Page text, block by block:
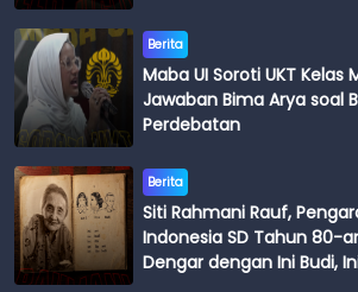
Berita
Maba UI Soroti UKT Kelas
Jawaban Bima Arya soal
Perdebatan
Berita
Siti Rahmani Rauf,
Indonesia SD Tahun 80-
Dengar dengan Ini Budi,